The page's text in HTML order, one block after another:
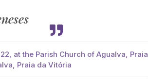
at the Parish Church of Agualva, Praia
Praia da Vitória